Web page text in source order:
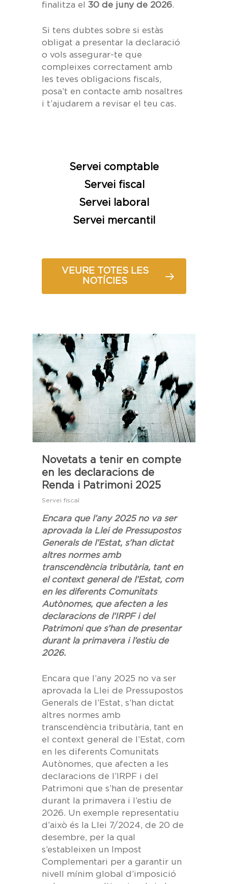
finalitza el30 de juny de 2026.
Si tens dubtes sobre si estàs
obligat a presentar la declaració
o vols assegurar-te que
compleixes correctament amb
les teves obligacions fiscals,
posa’t en contacte amb nosaltres
i t’ajudarem a revisar el teu cas.
Servei comptable
Servei fiscal
Servei laboral
Servei mercantil
VEURE TOTES LES
NOTÍCIES
Novetats a tenir en compte
en les declaracions de
Renda i Patrimoni 2025
Servei fiscal
Encara que l’any 2025 no va ser
aprovada la Llei de Pressupostos
Generals de l’Estat, s’han dictat
altres normes amb
transcendència tributària, tant en
el context general de l’Estat, com
en les diferents Comunitats
Autònomes, que afecten a les
declaracions de l’IRPF i del
Patrimoni que s’han de presentar
durant la primavera i l’estiu de
2026.
Encara que l’any 2025 no va ser
aprovada la Llei de Pressupostos
Generals de l’Estat, s’han dictat
altres normes amb
transcendència tributària, tant en
el context general de l’Estat, com
en les diferents Comunitats
Autònomes, que afecten a les
declaracions de l’IRPF i del
Patrimoni que s’han de presentar
durant la primavera i l’estiu de
2026. Un exemple representatiu
d’això és la Llei 7/2024, de 20 de
desembre, per la qual
s’estableixen un Impost
Complementari per a garantir un
nivell mínim global d’imposició